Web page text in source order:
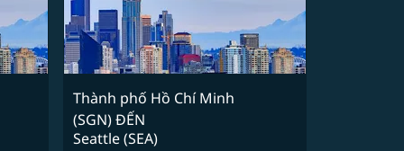
Thành phố Hồ Chí Minh
(SGN)ĐẾN
Seattle (SEA)